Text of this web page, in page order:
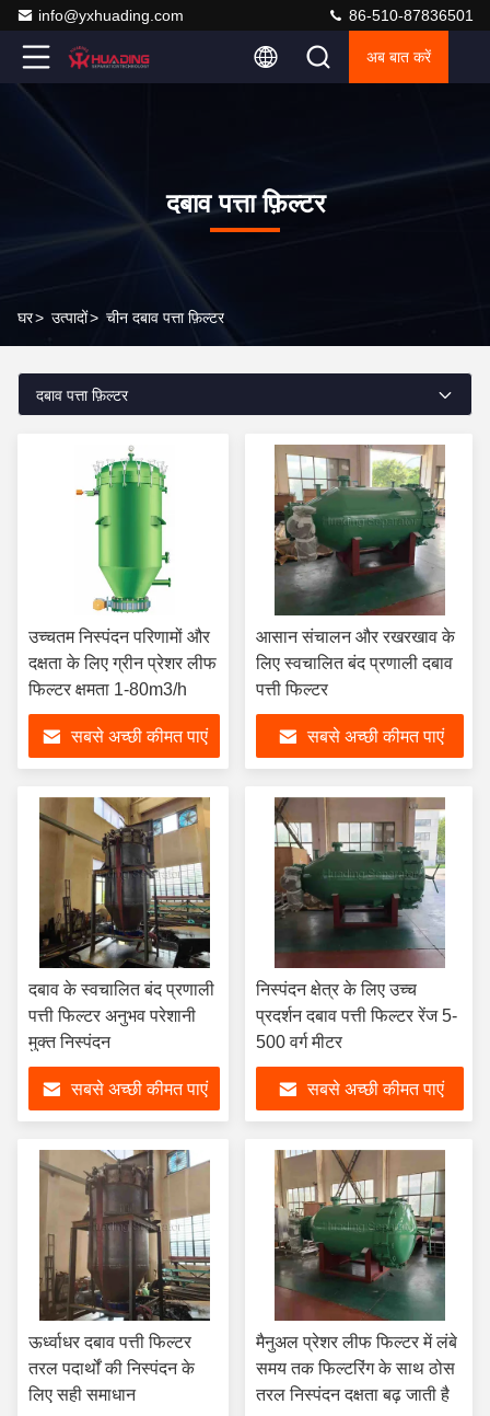
info@yxhuading.com 86-510-87836501
अब बात करें
दबाव पत्ता फ़िल्टर
घर> उत्पादों> चीन दबाव पत्ता फ़िल्टर
दबाव पत्ता फ़िल्टर
उच्चतम निस्पंदन परिणामों और
दक्षता के लिए ग्रीन प्रेशर लीफ
फिल्टर क्षमता 1-80m3/h
सबसे अच्छी कीमत पाएं
आसान संचालन और रखरखाव के
लिए स्वचालित बंद प्रणाली दबाव
पत्ती फिल्टर
सबसे अच्छी कीमत पाएं
दबाव के स्वचालित बंद प्रणाली
पत्ती फिल्टर अनुभव परेशानी
मुक्त निस्पंदन
सबसे अच्छी कीमत पाएं
निस्पंदन क्षेत्र के लिए उच्च
प्रदर्शन दबाव पत्ती फिल्टर रेंज 5-
500 वर्ग मीटर
सबसे अच्छी कीमत पाएं
ऊर्ध्वाधर दबाव पत्ती फिल्टर
तरल पदार्थों की निस्पंदन के
लिए सही समाधान
मैनुअल प्रेशर लीफ फिल्टर में लंबे
समय तक फिल्टरिंग के साथ ठोस
तरल निस्पंदन दक्षता बढ़ जाती है